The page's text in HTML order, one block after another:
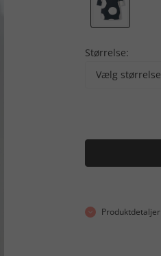
Størrelse:
Vælg størrelse
Produktdetaljer